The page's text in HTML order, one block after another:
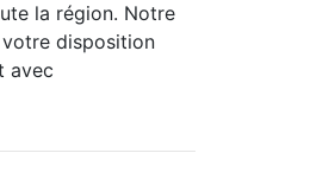
la région. Notre
disposition
avec